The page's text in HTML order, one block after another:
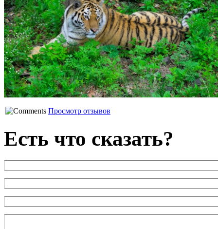
Просмотр отзывов
Есть что сказать?